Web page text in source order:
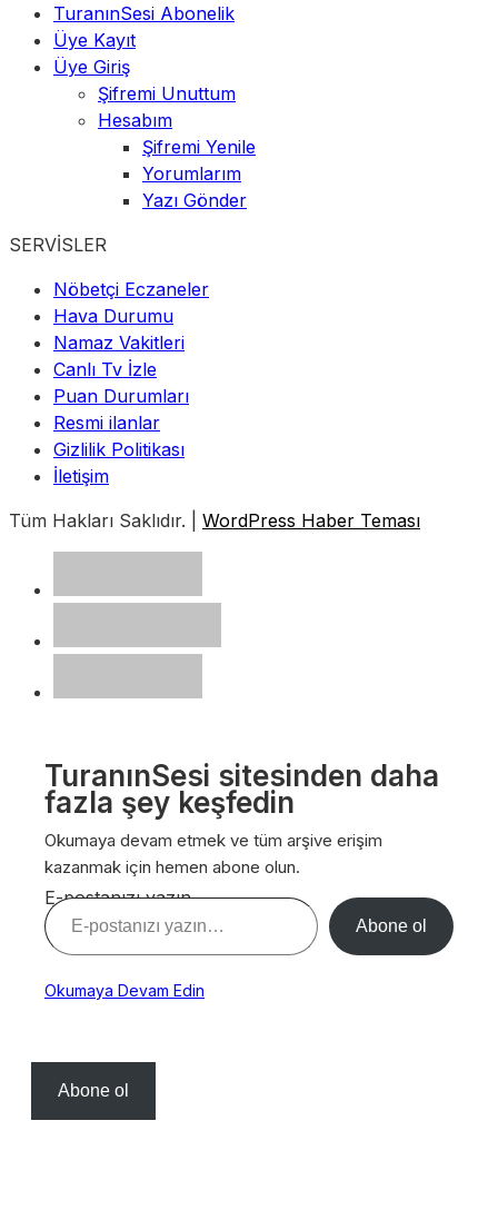
TuranınSesi Abonelik
Üye Kayıt
Üye Giriş
Şifremi Unuttum
Hesabım
Şifremi Yenile
Yorumlarım
Yazı Gönder
SERVİSLER
Nöbetçi Eczaneler
Hava Durumu
Namaz Vakitleri
Canlı Tv İzle
Puan Durumları
Resmi ilanlar
Gizlilik Politikası
İletişim
Tüm Hakları Saklıdır. | WordPress Haber Teması
TuranınSesi sitesinden daha
fazla şey keşfedin
Okumaya devam etmek ve tüm arşive erişim
kazanmak için hemen abone olun.
E-postanızı yazın…
Abone ol
Okumaya Devam Edin
Abone ol